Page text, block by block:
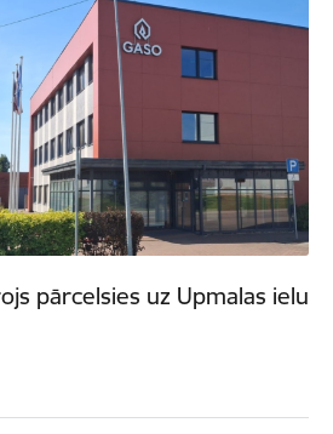
pārcelsies uz Upmalas ielu